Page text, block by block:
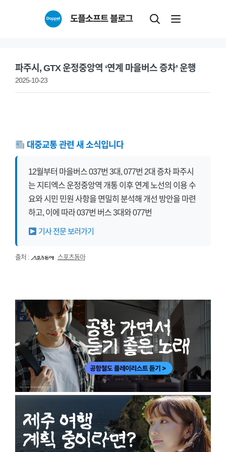
도플소프트 블로그
파주시, GTX 운정중앙역 ‘연계 마을버스 증차’ 운행
2025-10-23
대중교통 관련 새 소식입니다
12월부터 마을버스 037번 3대, 077번 2대 증차 파주시
는 지티엑스 운정중앙역 개통 이후 연계 노선의 이용 수
요와 시민 민원 사항을 면밀히 분석해 개선 방안을 마련
하고, 이에 따라 037번 버스 3대와 077번
기사 전문 보러가기
출처 : 스포츠동아